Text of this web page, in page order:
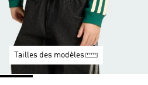
Tailles des modèles